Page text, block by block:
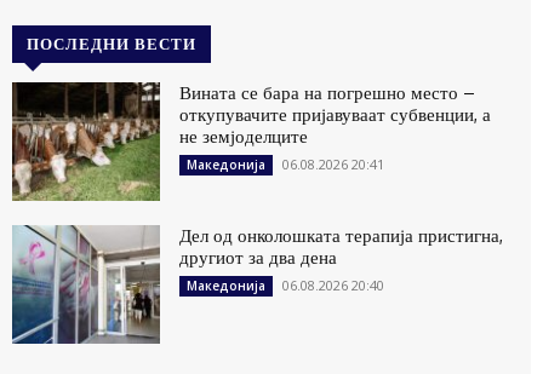
ПОСЛЕДНИ ВЕСТИ
Вината се бара на погрешно место –
откупувачите пријавуваат субвенции, а
не земјоделците
Македонија 06.08.2026 20:41
Дел од онколошката терапија пристигна,
другиот за два дена
Македонија 06.08.2026 20:40